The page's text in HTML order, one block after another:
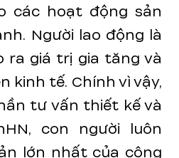
các hoạt động sản
Người lao động là
ra giá trị gia tăng và
kinh tế. Chính vì vậy,
tư vấn thiết kế và
con người luôn
lớn nhất của công